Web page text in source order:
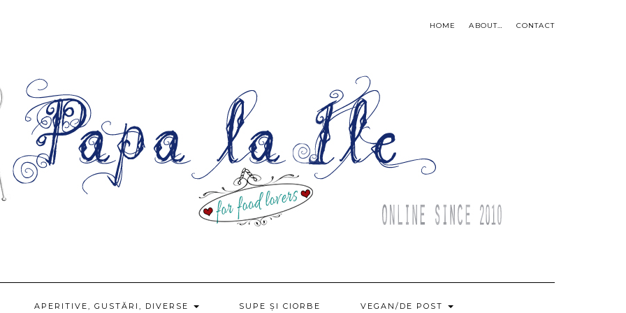
HOME ABOUT… CONTACT
APERITIVE, GUSTĂRI, DIVERSE SUPE ȘI CIORBE VEGAN/DE POST